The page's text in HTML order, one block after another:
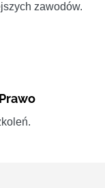
zawodów.
Prawo